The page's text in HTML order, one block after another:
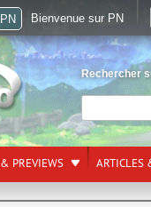
Rechercher
PREVIEWS ARTICLES
Bienvenue sur PN